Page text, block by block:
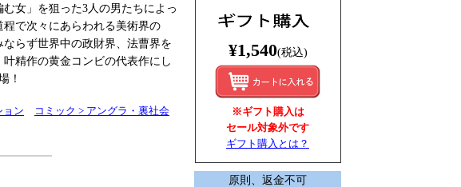
女」を狙った3人の男たちによっ
で次々にあらわれる美術界の
らず世界中の政財界、法曹界を
精作の黄金コンビの代表作にし
！
ョン コミック > アングラ・裏社会
¥1,540(税込)
※ギフト購入は
セール対象外です
ギフト購入とは？
原則、返金不可